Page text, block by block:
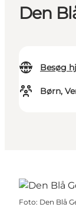
SPIS
Den
Besøg
Børn,
Foto: Den Blå